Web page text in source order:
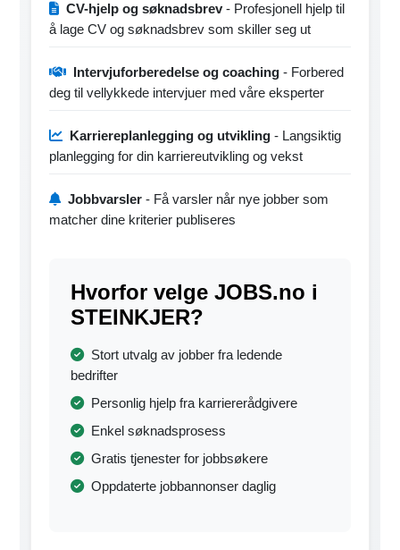
CV-hjelp og søknadsbrev- Profesjonell hjelp til
å lage CV og søknadsbrev som skiller seg ut
Intervjuforberedelse og coaching - Forbered
deg til vellykkede intervjuer med våre eksperter
Karriereplanlegging og utvikling - Langsiktig
planlegging for din karriereutvikling og vekst
Jobbvarsler - Få varsler når nye jobber som
matcher dine kriterier publiseres
Hvorfor velge JOBS.no i
STEINKJER?
Stort utvalg av jobber fra ledende
bedrifter
Personlig hjelp fra karriererådgivere
Enkel søknadsprosess
Gratis tjenester for jobbsøkere
Oppdaterte jobbannonser daglig